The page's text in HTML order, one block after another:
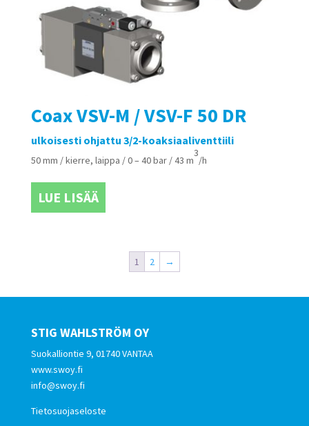
Coax VSV-M / VSV-F 50 DR
ulkoisesti ohjattu 3/2-koaksiaaliventtiili
50 mm / kierre, laippa / 0 – 40 bar / 43 m
3
/h
LUE LISÄÄ
1 2 →
STIG WAHLSTRÖM OY
Suokalliontie 9, 01740 VANTAA
www.swoy.fi
info@swoy.fi
Tietosuojaseloste